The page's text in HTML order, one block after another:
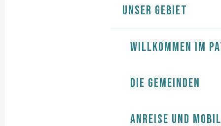
Unser Gebiet
Willkommen im
Die Gemeinden
Anreise und